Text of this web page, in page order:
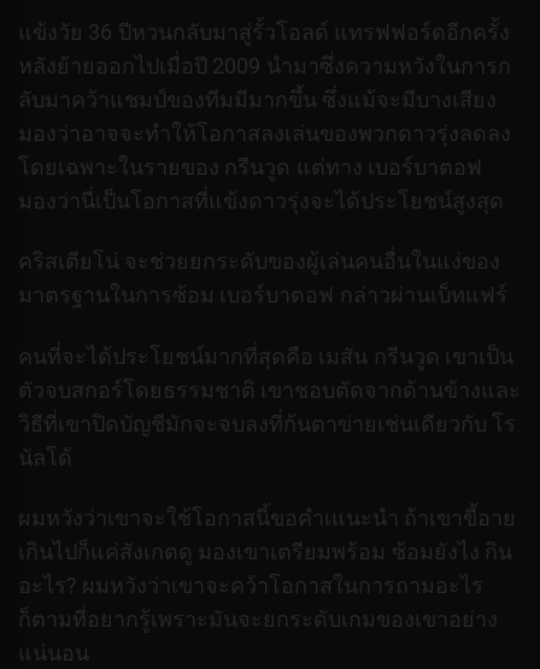
แข้งวัย 36 ปีหวนกลับมาสู่รั้วโอลด์ แทรฟฟอร์ดอีกครั้ง
หลังย้ายออกไปเมื่อปี 2009 นำมาซึ่งความหวังในการก
ลับมาคว้าแชมป์ของทีมมีมากขึ้น ซึ่งแม้จะมีบางเสียง
มองว่าอาจจะทำให้โอกาสลงเล่นของพวกดาวรุ่งลดลง
โดยเฉพาะในรายของ กรีนวูด แต่ทาง เบอร์บาตอฟ
มองว่านี่เป็นโอกาสที่แข้งดาวรุ่งจะได้ประโยชน์สูงสุด
คริสเตียโน่ จะช่วยยกระดับของผู้เล่นคนอื่นในแง่ของ
มาตรฐานในการซ้อม เบอร์บาตอฟ กล่าวผ่านเบ็ทแฟร์
คนที่จะได้ประโยชน์มากที่สุดคือ เมสัน กรีนวูด เขาเป็น
ตัวจบสกอร์โดยธรรมชาติ เขาชอบตัดจากด้านข้างและ
วิธีที่เขาปิดบัญชีมักจะจบลงที่ก้นตาข่ายเช่นเดียวกับ โร
นัลโด้
ผมหวังว่าเขาจะใช้โอกาสนี้ขอคำเแนะนำ ถ้าเขาขี้อาย
เกินไปก็แค่สังเกตดู มองเขาเตรียมพร้อม ซ้อมยังไง กิน
อะไร? ผมหวังว่าเขาจะคว้าโอกาสในการถามอะไร
ก็ตามที่อยากรู้เพราะมันจะยกระดับเกมของเขาอย่าง
แน่นอน